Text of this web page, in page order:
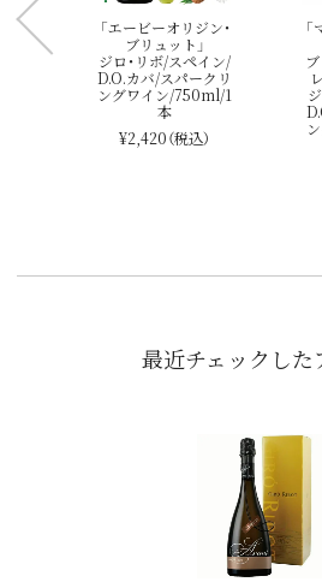
「エービーオリジン・
ブリュット」
ジロ・リボ/スペイン/
D.O.カバ/スパークリ
ングワイン/750ml/1
本
¥2,420（税込）
最近チェックした